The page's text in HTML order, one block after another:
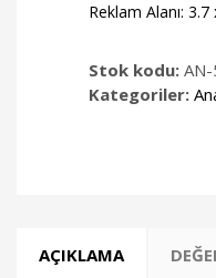
Reklam Alanı:
Stok kodu:
Kategoriler:
AÇIKLAMA